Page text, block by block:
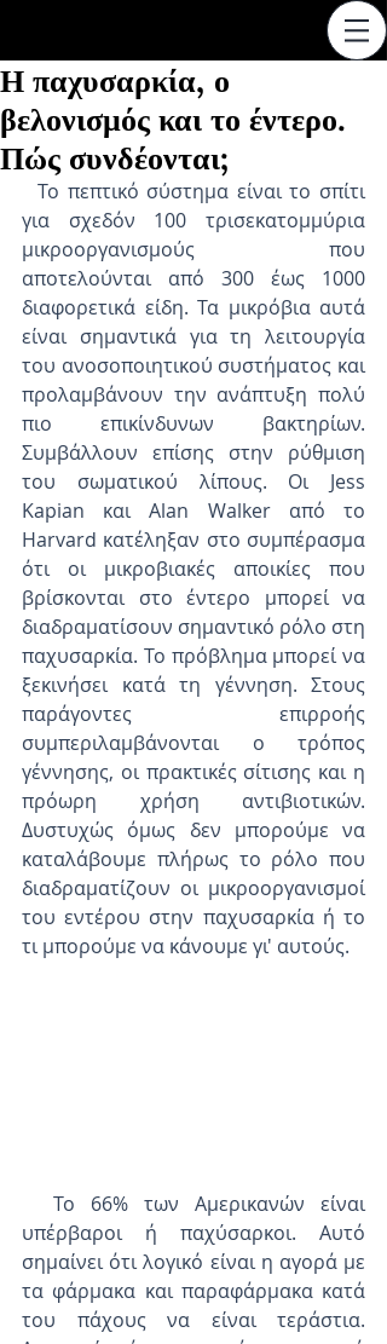
Η παχυσαρκία, ο
βελονισμός και το έντερο.
Πώς συνδέονται;
  Το πεπτικό σύστημα είναι το σπίτι
για σχεδόν 100 τρισεκατομμύρια
μικροοργανισμούς που
αποτελούνται από 300 έως 1000
διαφορετικά είδη. Τα μικρόβια αυτά
είναι σημαντικά για τη λειτουργία
του ανοσοποιητικού συστήματος και
προλαμβάνουν την ανάπτυξη πολύ
πιο επικίνδυνων βακτηρίων.
Συμβάλλουν επίσης στην ρύθμιση
του σωματικού λίπους. Οι Jess
Kapian και Alan Walker από το
Harvard κατέληξαν στο συμπέρασμα
ότι οι μικροβιακές αποικίες που
βρίσκονται στο έντερο μπορεί να
διαδραματίσουν σημαντικό ρόλο στη
παχυσαρκία. Το πρόβλημα μπορεί να
ξεκινήσει κατά τη γέννηση. Στους
παράγοντες επιρροής
συμπεριλαμβάνονται ο τρόπος
γέννησης, οι πρακτικές σίτισης και η
πρόωρη χρήση αντιβιοτικών.
Δυστυχώς όμως δεν μπορούμε να
καταλάβουμε πλήρως το ρόλο που
διαδραματίζουν οι μικροοργανισμοί
του εντέρου στην παχυσαρκία ή το
τι μπορούμε να κάνουμε γι' αυτούς.
υπέρβαροι ή παχύσαρκοι. Αυτό
σημαίνει ότι λογικό είναι η αγορά με
τα φάρμακα και παραφάρμακα κατά
του πάχους να είναι τεράστια.